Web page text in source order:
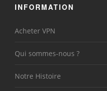
INFORMATION
Acheter VPN
Qui sommes-nous ?
Notre Histoire